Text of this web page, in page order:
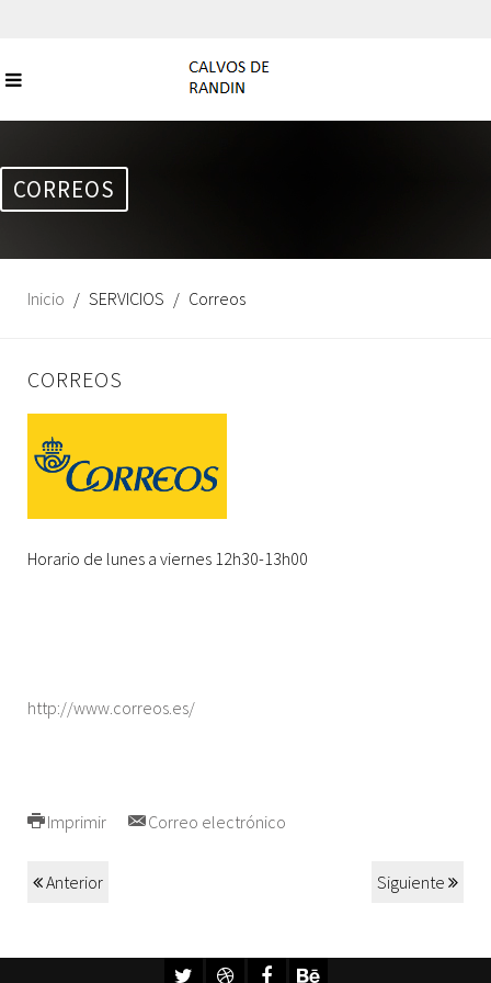
CORREOS
Inicio SERVICIOS Correos
CORREOS
Horario de lunes a viernes 12h30-13h00
http://www.correos.es/
Imprimir Correo electrónico
Anterior Siguiente